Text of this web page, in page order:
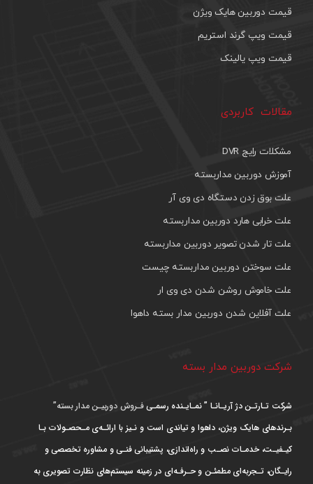
قیمت دوربین هایک ویژن
قیمت ویپ گرند استریم
قیمت ویپ یالینک
مقالات کاربردی
مشکلات رایج DVR
آموزش دوربین مداربسته
علت بوق زدن دستگاه دی وی آر
علت خرابی هارد دوربین مداربسته
علت تار شدن تصویر دوربین مداربسته
علت سوختن دوربین مداربسته چیست
علت خاموش روشن شدن دی وی ار
علت آفلاین شدن دوربین مدار بسته داهوا
شرکت دوربین مدار بسته
شرکت تـارتـن دژ آریـانـا ” نمـایـنده رسمـیفـروش دوربیـن مدار بسته”
بـرندهای هایک ویژن، داهوا و تیاندی است و نـیز با ارائـه‌ی مـحصـولات بـا
کیـفیـت، خدمـات نصـب و راه‌اندازی، پشتیبانی فنـی و مشاوره تخصصی و
رایـگان، تـجربه‌ای مطمئـن و حـرفـه‌ای در زمینه سیستم‌های نظارت تصویری به